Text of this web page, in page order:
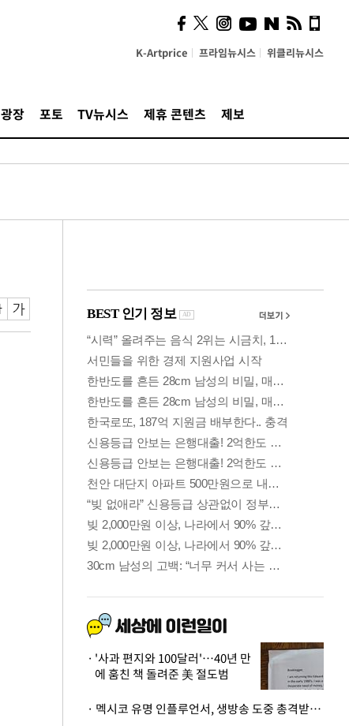
K-Artprice 프라임뉴시스 위클리뉴시스
광장 포토 TV뉴시스 제휴 콘텐츠 제보
의견, 국토부·LH에 충실히
전달할 것"
'사과 편지와 100달러'…40년 만
에 훔친 책 돌려준 美 절도범
· 멕시코 유명 인플루언서, 생방송 도중 총격받아 사망